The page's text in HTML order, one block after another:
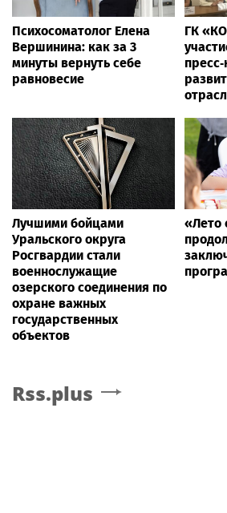
Психосоматолог Елена
Вершинина: как за 3
минуты вернуть себе
равновесие
ГК
Лучшими бойцами
Уральского округа
Росгвардии стали
военнослужащие
озерского соединения по
охране важных
государственных
объектов
«Лето
Rss.plus